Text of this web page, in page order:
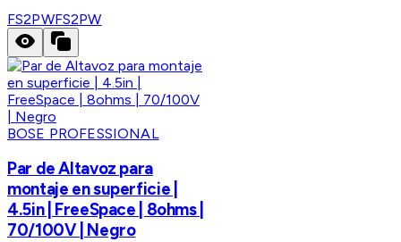
FS2PWFS2PW
BOSE PROFESSIONAL
Par de Altavoz para
montaje en superficie |
4.5in | FreeSpace | 8ohms |
70/100V | Negro